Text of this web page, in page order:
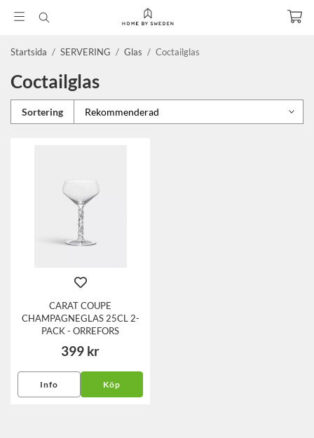
Startsida / SERVERING / Glas / Coctailglas
Coctailglas
Sortering
CARAT COUPE
CHAMPAGNEGLAS 25CL 2-
PACK - ORREFORS
399 kr
Info Köp